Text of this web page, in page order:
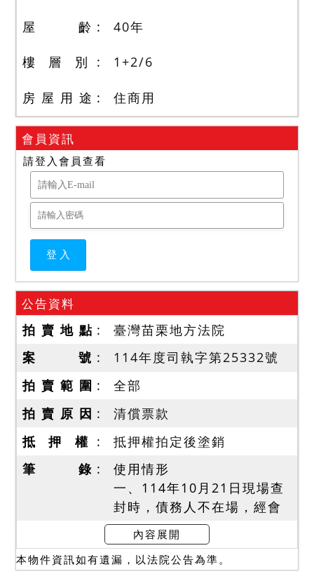
屋 齡 40年
樓 層 別 1+2/6
房 屋 用 途 住商用
會員資訊
請登入會員查看
公告資料
拍 賣 地 點
臺灣苗栗地方法院
案 號
114年度司執字第25332號
拍 賣 範 圍
全部
拍 賣 原 因
清償票款
抵 押 權
抵押權拍定後塗銷
筆 錄
使用情形
一、114年10月21日現場查
封時，債務人不在場，經會
同地政人員入內檢視測量：
「查封之421建號建物，1、
2樓後方為增建」，債權人請
內容展開
本物件資訊如有遺漏，以法院公告為準。